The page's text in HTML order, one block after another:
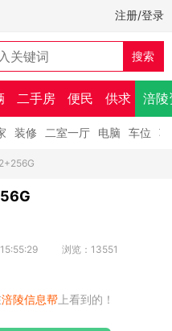
注册/登录
二手房 便民 供求 涪陵
装修 二室一厅 电脑 车位
浏览：13551
涪陵信息帮 上看到的！